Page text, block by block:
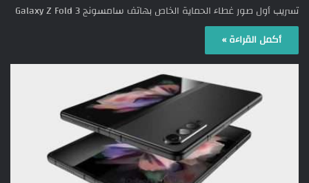
تسريب أول صور غطاء الحماية الخاص بهاتف سامسونج Galaxy Z Fold 3
أكمل القراءة »